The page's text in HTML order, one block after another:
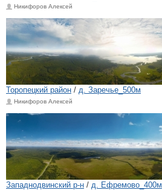
Никифоров Алексей
Торопецкий район / д. Заречье_500м
Никифоров Алексей
Западнодвинский р-н / д. Ефремово_400м